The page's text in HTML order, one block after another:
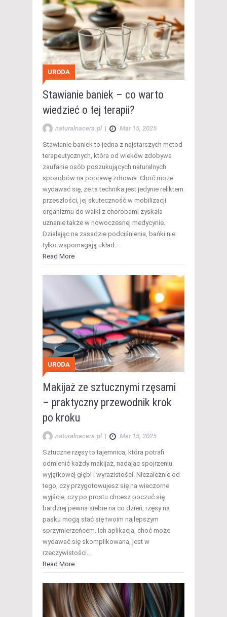
URODA
Stawianie baniek – co warto
wiedzieć o tej terapii?
naturalnacera.pl | Mar 15, 2025
Stawianie baniek to jedna z najstarszych metod
terapeutycznych, która od wieków zdobywa
zaufanie osób poszukujących naturalnych
sposobów na poprawę zdrowia. Choć może
wydawać się, że ta technika jest jedynie reliktem
przeszłości, jej skuteczność w mobilizacji
organizmu do walki z chorobami zyskała
uznanie także w nowoczesnej medycynie.
Działając na zasadzie podciśnienia, bańki nie
tylko wspomagają układ…
Read More
URODA
Makijaż ze sztucznymi rzęsami
– praktyczny przewodnik krok
po kroku
naturalnacera.pl | Mar 15, 2025
Sztuczne rzęsy to tajemnica, która potrafi
odmienić każdy makijaż, nadając spojrzeniu
wyjątkowej głębi i wyrazistości. Niezależnie od
tego, czy przygotowujesz się na wieczorne
wyjście, czy po prostu chcesz poczuć się
bardziej pewna siebie na co dzień, rzęsy na
pasku mogą stać się twoim najlepszym
sprzymierzeńcem. Ich aplikacja, choć może
wydawać się skomplikowana, jest w
rzeczywistości…
Read More